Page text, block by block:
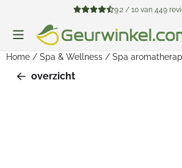
Cookievoorkeuren zijn beschikbaar.
9.2 / 10 van449
Home / Spa & Wellness / Spa
overzicht